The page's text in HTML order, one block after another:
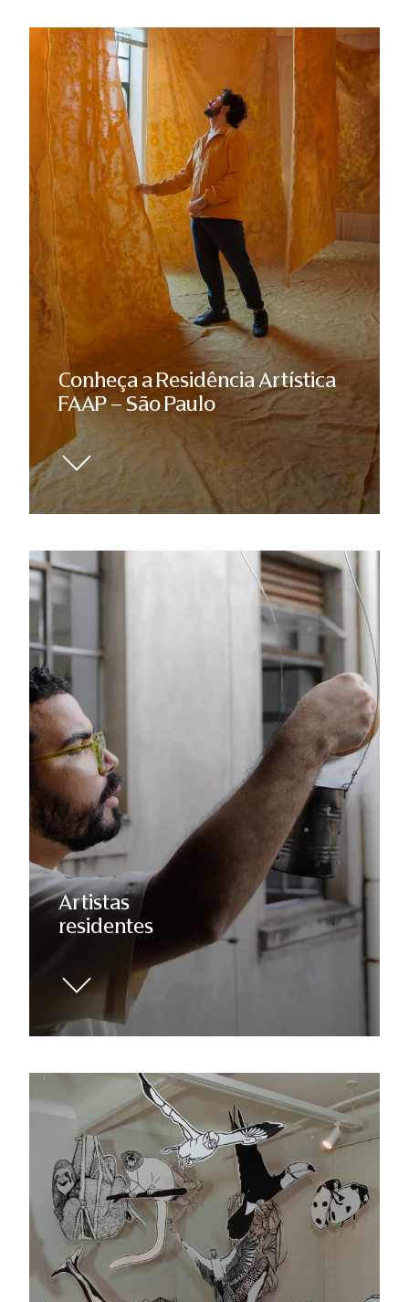
Conheça a Residência Artística
FAAP – São Paulo
Artistas
residentes